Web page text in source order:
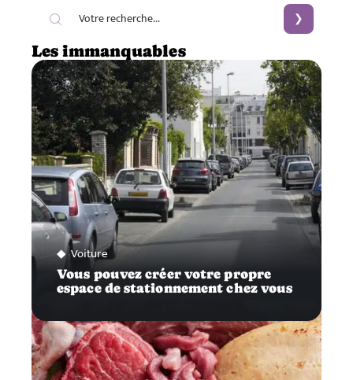
Les immanquables
Voiture
Vous pouvez créer votre propre
espace de stationnement chez vous